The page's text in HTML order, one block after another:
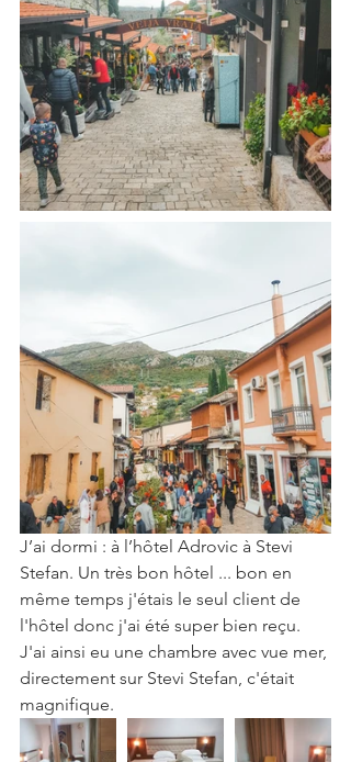
J’ai dormi : à l’hôtel Adrovic à Stevi
Stefan. Un très bon hôtel ... bon en
même temps j'étais le seul client de
l'hôtel donc j'ai été super bien reçu.
J'ai ainsi eu une chambre avec vue mer,
directement sur Stevi Stefan, c'était
magnifique.